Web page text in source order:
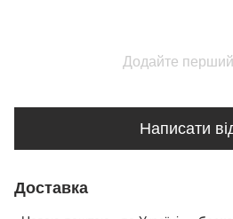
Додайте перший
Написати
Доставка